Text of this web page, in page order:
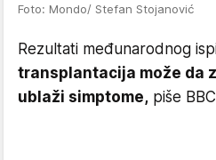
Foto: Mondo/ Stefan Stojanović
Rezultati međunarodnog
transplantacija može da
ublaži simptome, piše